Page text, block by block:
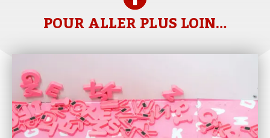
POUR ALLER PLUS LOIN…